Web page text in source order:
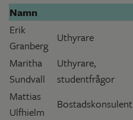
Namn
Erik
Granberg
Uthyrare
Maritha
Sundvall
Uthyrare,
studentfrågor
Mattias
Ulfhielm
Bostadskonsulent